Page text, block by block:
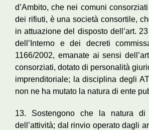
d’Ambito, che nei comuni
dei rifiuti, è una società consortile,
in attuazione del disposto dell’art.
dell’Interno e dei decreti
1166/2002, emanate ai sensi
consorziati, dotato di personalità
imprenditoriale; la disciplina degli
non ne ha mutato la natura di ente
13. Sostengono che la natura di
dell’attività; dal rinvio operato dagli